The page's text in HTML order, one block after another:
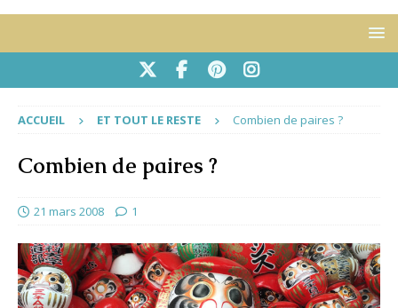
ACCUEIL ET TOUT LE RESTE Combien de paires ?
Combien de paires ?
21 mars 2008 1